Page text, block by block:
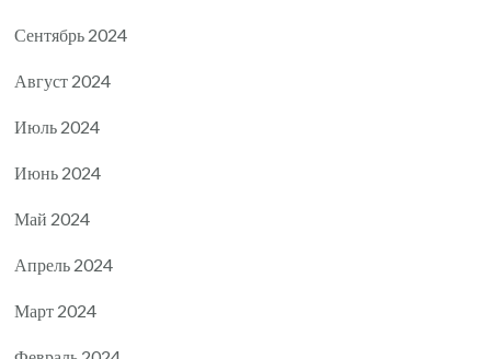
Сентябрь 2024
Август 2024
Июль 2024
Июнь 2024
Май 2024
Апрель 2024
Март 2024